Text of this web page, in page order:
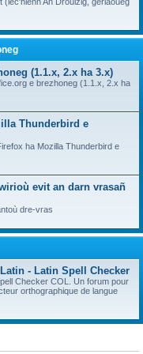
(1.1.x, 2.x ha 3.x)
e brezhoneg (1.1.x, 2.x ha
Thunderbird e
ha Mozilla Thunderbird e
evit an darn vrasañ
dre-vras
- Latin Spell Checker
Checker COL. Un forum pour
orthographique de langue